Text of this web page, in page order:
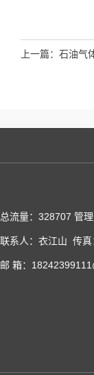
上一篇： 石油气
总流量：328707 管
联系人：衣江山 传
邮 箱：